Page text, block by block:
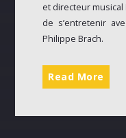
et directeur musical
de s’entretenir
Philippe Brach.
Read More